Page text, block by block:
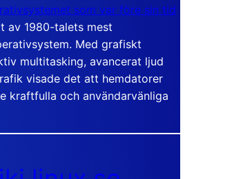
som var före sin tid
av 1980-talets mest
Med grafiskt
multitasking, avancerat ljud
visade det att hemdatorer
kraftfulla och användarvänliga